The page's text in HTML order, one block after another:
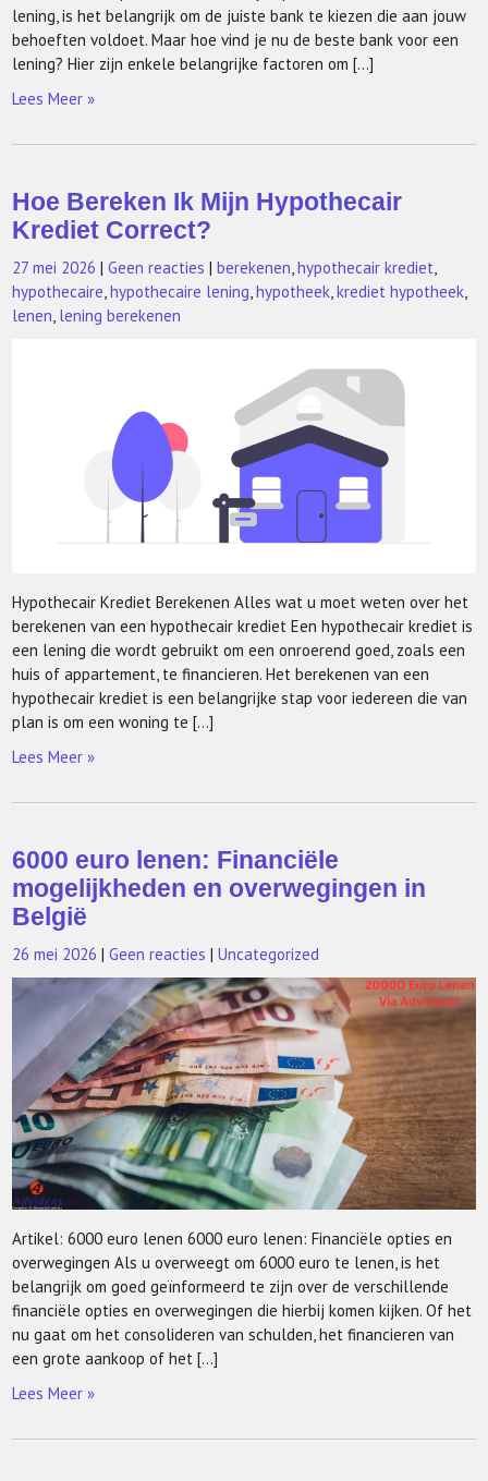
lening, is het belangrijk om de juiste bank te kiezen die aan jouw
behoeften voldoet. Maar hoe vind je nu de beste bank voor een
lening? Hier zijn enkele belangrijke factoren om […]
Lees Meer »
Hoe Bereken Ik Mijn Hypothecair
Krediet Correct?
27 mei 2026 |Geen reacties |berekenen,hypothecair krediet,
hypothecaire,hypothecaire lening,hypotheek,krediet hypotheek,
lenen, lening berekenen
Hypothecair Krediet Berekenen Alles wat u moet weten over het
berekenen van een hypothecair krediet Een hypothecair krediet is
een lening die wordt gebruikt om een onroerend goed, zoals een
huis of appartement, te financieren. Het berekenen van een
hypothecair krediet is een belangrijke stap voor iedereen die van
plan is om een woning te […]
Lees Meer »
6000 euro lenen: Financiële
mogelijkheden en overwegingen in
België
26 mei 2026 |Geen reacties |Uncategorized
Artikel: 6000 euro lenen 6000 euro lenen: Financiële opties en
overwegingen Als u overweegt om 6000 euro te lenen, is het
belangrijk om goed geïnformeerd te zijn over de verschillende
financiële opties en overwegingen die hierbij komen kijken. Of het
nu gaat om het consolideren van schulden, het financieren van
een grote aankoop of het […]
Lees Meer »